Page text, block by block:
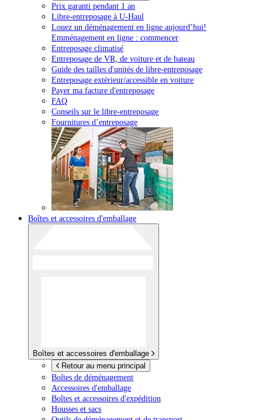
Prix garanti pendant 1 an
Libre-entreposage à U-Haul
Louez un déménagement en ligne aujourd’hui!
Emménagement en ligne : commencer
Entreposage climatisé
Entreposage de VR, de voiture et de bateau
Guide des tailles d'unités de libre-entreposage
Entreposage extérieur/accessible en voiture
Payer ma facture d'entreposage
FAQ
Conseils sur le libre-entreposage
Fournitures d’entreposage
Boîtes et accessoires d'emballage
Boîtes et accessoires d'emballage
Retour au menu principal
Boîtes de déménagement
Accessoires d'emballage
Boîtes et accessoires d'expédition
Housses et sacs